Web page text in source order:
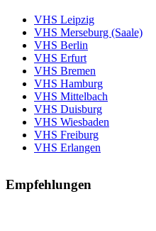
VHS Leipzig
VHS Merseburg (Saale)
VHS Berlin
VHS Erfurt
VHS Bremen
VHS Hamburg
VHS Mittelbach
VHS Duisburg
VHS Wiesbaden
VHS Freiburg
VHS Erlangen
Empfehlungen